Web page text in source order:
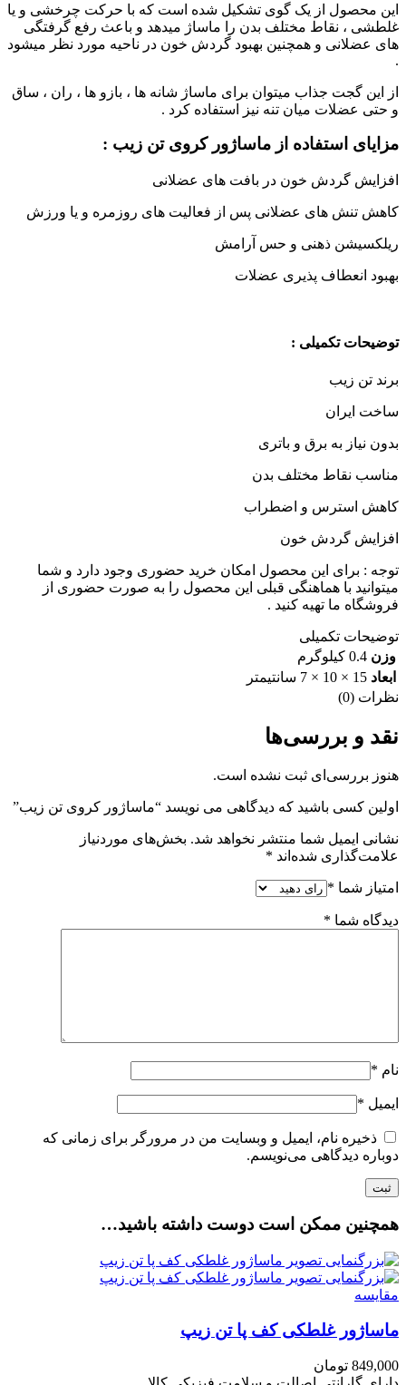
این محصول از یک گوی تشکیل شده است که با حرکت چرخشی و یا
غلطشی ، نقاط مختلف بدن را ماساژ میدهد و باعث رفع گرفتگی
های عضلانی و همچنین بهبود گردش خون در ناحیه مورد نظر میشود
.
از این گجت جذاب میتوان برای ماساژ شانه ها ، بازو ها ، ران ، ساق
و حتی عضلات میان تنه نیز استفاده کرد .
مزایای استفاده از ماساژور کروی تن زیب :
افزایش گردش خون در بافت های عضلانی
کاهش تنش های عضلانی پس از فعالیت های روزمره و یا ورزش
ریلکسیشن ذهنی و حس آرامش
بهبود انعطاف پذیری عضلات
توضیحات تکمیلی :
برند تن زیب
ساخت ایران
بدون نیاز به برق و باتری
مناسب نقاط مختلف بدن
کاهش استرس و اضطراب
افزایش گردش خون
توجه : برای این محصول امکان خرید حضوری وجود دارد و شما
میتوانید با هماهنگی قبلی این محصول را به صورت حضوری از
فروشگاه ما تهیه کنید .
توضیحات تکمیلی
وزن 0.4 کیلوگرم
ابعاد 15 × 10 × 7 سانتیمتر
نظرات (0)
نقد و بررسی‌ها
هنوز بررسی‌ای ثبت نشده است.
اولین کسی باشید که دیدگاهی می نویسد “ماساژور کروی تن زیب”
نشانی ایمیل شما منتشر نخواهد شد. بخش‌های موردنیاز
علامت‌گذاری شده‌اند *
امتیاز شما *
دیدگاه شما *
نام *
ایمیل *
ذخیره نام، ایمیل و وبسایت من در مرورگر برای زمانی که
دوباره دیدگاهی می‌نویسم.
همچنین ممکن است دوست داشته باشید…
مقایسه
ماساژور غلطکی کف پا تن زیپ
849,000 تومان